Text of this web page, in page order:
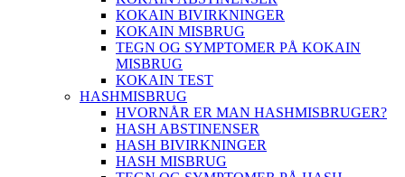
KOKAIN BIVIRKNINGER
KOKAIN MISBRUG
TEGN OG SYMPTOMER PÅ KOKAIN
MISBRUG
KOKAIN TEST
HASHMISBRUG
HVORNÅR ER MAN HASHMISBRUGER?
HASH ABSTINENSER
HASH BIVIRKNINGER
HASH MISBRUG